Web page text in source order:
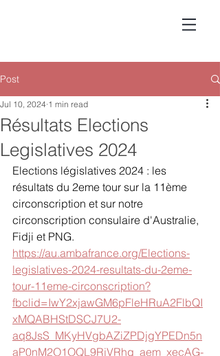
Post
Résultats Elections
Legislatives 2024
Jul 10, 2024 1 min read
Elections législatives 2024 : les
résultats du 2eme tour sur la 11ème
circonscription et sur notre
circonscription consulaire d'Australie,
Fidji et PNG.
https://au.ambafrance.org/Elections-
legislatives-2024-resultats-du-2eme-
tour-11eme-circonscription?
fbclid=IwY2xjawGM6pFleHRuA2FlbQI
xMQABHStDSCJ7U2-
aq8JsS_MKyHVgbAZiZPDjgYPEDn5n
aP0nM2O1OQL9RjVRhg_aem_xecAG-